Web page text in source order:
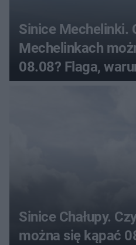
Sinice Mechelinki.
Mechelinkach
08.08? Flaga,
Sinice Chałupy.
można się kąpać